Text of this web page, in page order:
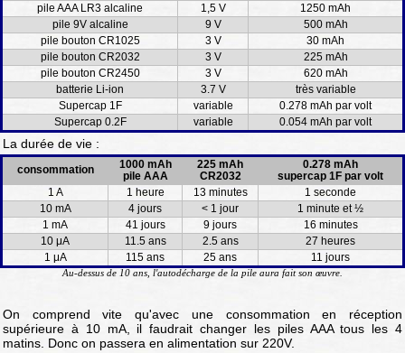
pile AAA LR3 alcaline
1,5 V
1250 mAh
pile 9V alcaline
9 V
500 mAh
pile bouton CR1025
3 V
30 mAh
pile bouton CR2032
3 V
225 mAh
pile bouton CR2450
3 V
620 mAh
batterie Li-ion
3.7 V
très variable
Supercap 1F
variable
0.278 mAh par volt
Supercap 0.2F
variable 0.054 mAh par volt
La durée de vie :
consommation
1000 mAh
pile AAA
225 mAh
CR2032
0.278 mAh
supercap 1F par volt
1 A
1 heure 13 minutes
1 seconde
10 mA
4 jours < 1 jour
1 minute et ½
1 mA
41 jours 9 jours
16 minutes
10 μA
11.5 ans 2.5 ans
27 heures
1 μA
115 ans 25 ans 11 jours
Au-dessus de 10 ans, l'autodécharge de la pile aura fait son œuvre.
On comprend vite qu'avec une consommation en réception
supérieure à 10 mA, il faudrait changer les piles AAA tous les 4
matins. Donc on passera en alimentation sur 220V.